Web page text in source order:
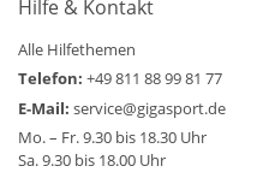
Hilfe & Kontakt
Alle Hilfethemen
Telefon: +49 811 88 99 81 77
E-Mail: service@gigasport.de
Mo. – Fr. 9.30 bis 18.30 Uhr
Sa. 9.30 bis 18.00 Uhr